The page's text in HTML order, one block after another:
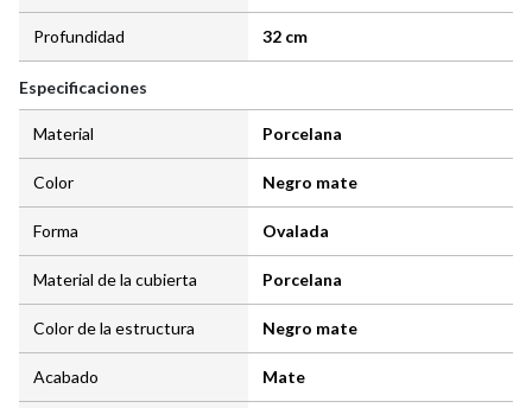
Profundidad 32 cm
Especificaciones
Material Porcelana
Color Negro mate
Forma Ovalada
Material de la cubierta Porcelana
Color de la estructura Negro mate
Acabado Mate